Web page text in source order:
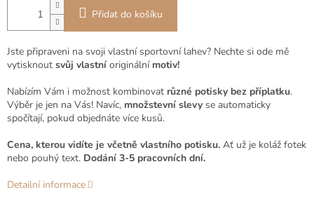
Přidat do košíku
Jste připraveni na svoji vlastní sportovní lahev? Nechte si ode mě
vytisknout svůj vlastní originální motiv!
Nabízím Vám i možnost kombinovat různé potisky bez příplatku.
Výběr je jen na Vás! Navíc, množstevní slevy se automaticky
spočítají, pokud objednáte více kusů.
Cena, kterou vidíte je včetně vlastního potisku. Ať už je koláž fotek
nebo pouhý text. Dodání 3-5 pracovních dní.
Detailní informace